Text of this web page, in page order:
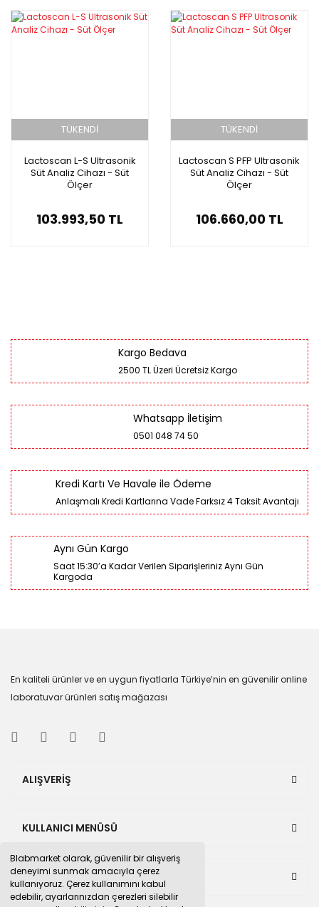
Blabmarket olarak, güvenilir bir alışveriş
deneyimi sunmak amacıyla çerez
kullanıyoruz. Çerez kullanımını kabul
edebilir, ayarlarınızdan çerezleri silebilir
TÜKENDİ
Lactoscan L-S Ultrasonik
Süt Analiz Cihazı - Süt
Ölçer
103.993,50 TL
TÜKENDİ
Lactoscan S PFP Ultrasonik
Süt Analiz Cihazı - Süt
Ölçer
106.660,00 TL
Kargo Bedava
2500 TL Üzeri Ücretsiz Kargo
Whatsapp İletişim
0501 048 74 50
Kredi Kartı Ve Havale ile Ödeme
Anlaşmalı Kredi Kartlarına Vade Farksız 4 Taksit Avantajı
Aynı Gün Kargo
Saat 15:30’a Kadar Verilen Siparişleriniz Aynı Gün
Kargoda
En kaliteli ürünler ve en uygun fiyatlarla Türkiye’nin en güvenilir online
laboratuvar ürünleri satış mağazası
ALIŞVERİŞ
KULLANICI MENÜSÜ
BULUNDUĞUMUZ PAZAR YERLERİ